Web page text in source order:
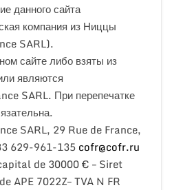
данного сайта
компания из Ниццы
SARL).
сайте либо взяты из
являются
SARL. При перепечатке
SARL, 29 Rue de France,
629-961-135 cofr@cofr.ru
de 30000 € – Siret
APE 7022Z– TVA N FR